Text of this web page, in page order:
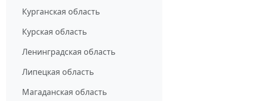
Курганская область
Курская область
Ленинградская область
Липецкая область
Магаданская область